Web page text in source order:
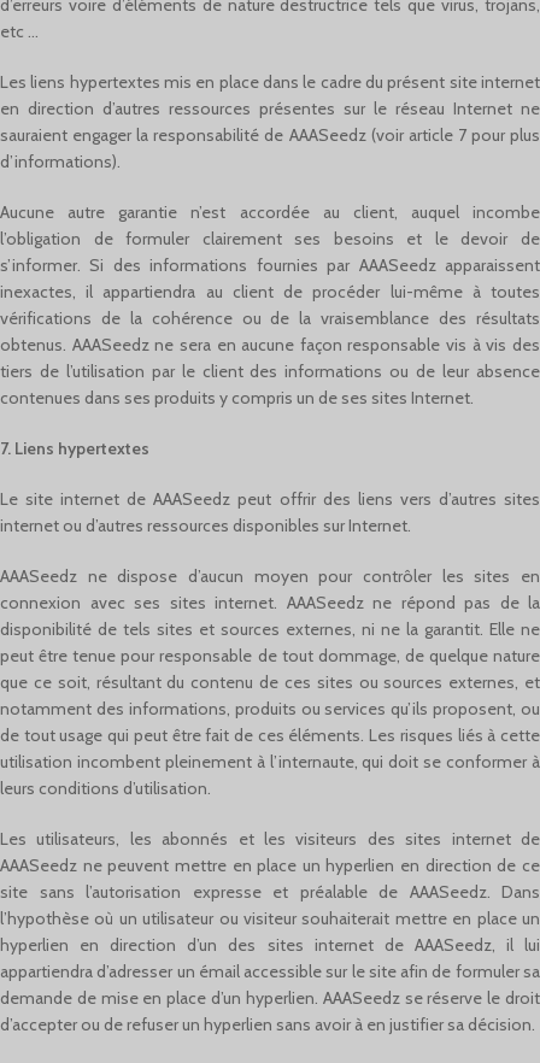
d’erreurs voire d’éléments de nature destructrice tels que virus, trojans,
etc …
Les liens hypertextes mis en place dans le cadre du présent site internet
en direction d’autres ressources présentes sur le réseau Internet ne
sauraient engager la responsabilité de AAASeedz (voir article 7 pour plus
d’informations).
Aucune autre garantie n’est accordée au client, auquel incombe
l’obligation de formuler clairement ses besoins et le devoir de
s’informer. Si des informations fournies par AAASeedz apparaissent
inexactes, il appartiendra au client de procéder lui-même à toutes
vérifications de la cohérence ou de la vraisemblance des résultats
obtenus. AAASeedz ne sera en aucune façon responsable vis à vis des
tiers de l’utilisation par le client des informations ou de leur absence
contenues dans ses produits y compris un de ses sites Internet.
7. Liens hypertextes
Le site internet de AAASeedz peut offrir des liens vers d’autres sites
internet ou d’autres ressources disponibles sur Internet.
AAASeedz ne dispose d’aucun moyen pour contrôler les sites en
connexion avec ses sites internet. AAASeedz ne répond pas de la
disponibilité de tels sites et sources externes, ni ne la garantit. Elle ne
peut être tenue pour responsable de tout dommage, de quelque nature
que ce soit, résultant du contenu de ces sites ou sources externes, et
notamment des informations, produits ou services qu’ils proposent, ou
de tout usage qui peut être fait de ces éléments. Les risques liés à cette
utilisation incombent pleinement à l’internaute, qui doit se conformer à
leurs conditions d’utilisation.
Les utilisateurs, les abonnés et les visiteurs des sites internet de
AAASeedz ne peuvent mettre en place un hyperlien en direction de ce
site sans l’autorisation expresse et préalable de AAASeedz. Dans
l’hypothèse où un utilisateur ou visiteur souhaiterait mettre en place un
hyperlien en direction d’un des sites internet de AAASeedz, il lui
appartiendra d’adresser un émail accessible sur le site afin de formuler sa
demande de mise en place d’un hyperlien. AAASeedz se réserve le droit
d’accepter ou de refuser un hyperlien sans avoir à en justifier sa décision.